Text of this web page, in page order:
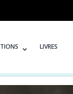
LIVRES